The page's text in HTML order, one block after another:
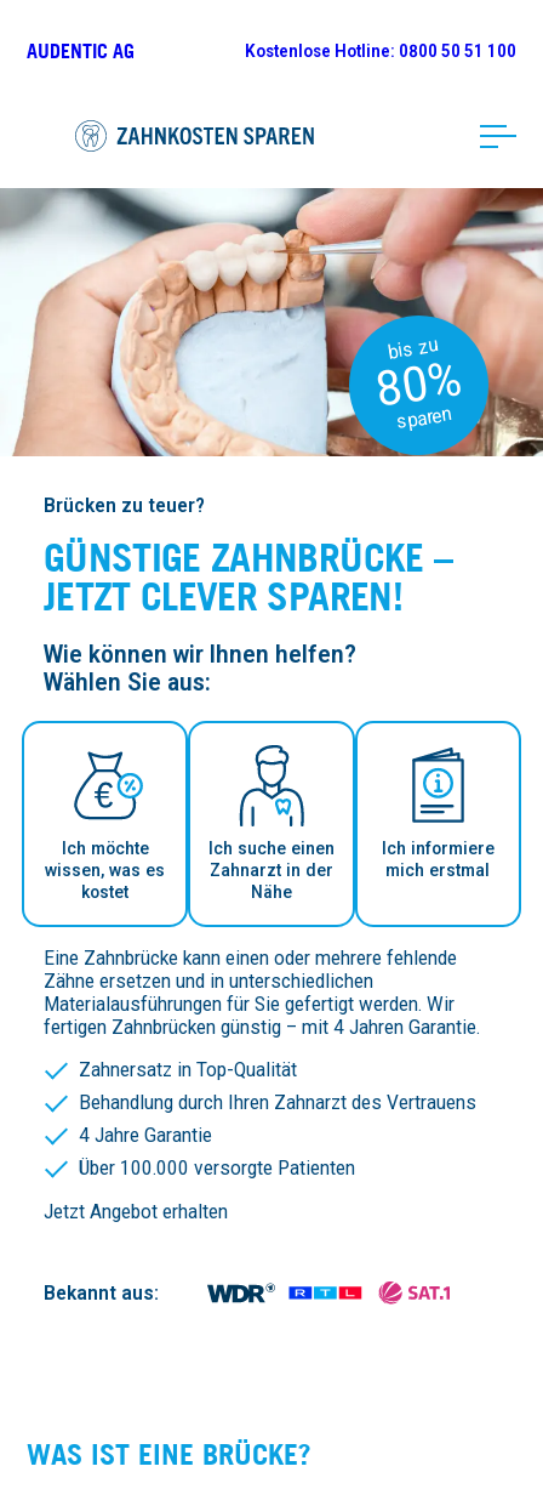
AUDENTIC AG Kostenlose Hotline: 0800 50 51 100
bis zu
80%
sparen
Brücken zu teuer?
GÜNSTIGE ZAHNBRÜCKE –
JETZT CLEVER SPAREN!
Wie können wir Ihnen helfen?
Wählen Sie aus:
Ich möchte
wissen, was es
kostet
Ich suche einen
Zahn­arzt in der
Nähe
Ich informiere
mich erstmal
Eine Zahnbrücke kann einen oder mehrere fehlende
Zähne ersetzen und in unterschiedlichen
Materialausführungen für Sie gefertigt werden. Wir
fertigen Zahnbrücken günstig – mit 4 Jahren Garantie.
Zahnersatz in Top-Qualität
Behandlung durch Ihren Zahnarzt des Vertrauens
4 Jahre Garantie
Über 100.000 versorgte Patienten
Jetzt Angebot erhalten
Bekannt aus:
WAS IST EINE BRÜCKE?